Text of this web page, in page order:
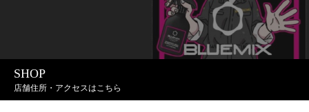
SHOP
店舗住所・アクセスはこちら